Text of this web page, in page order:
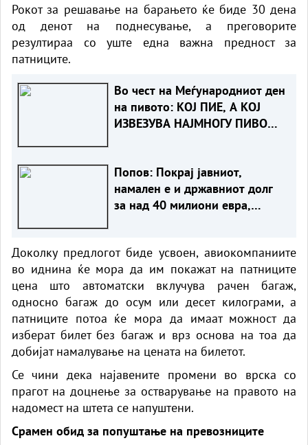
Рокот за решавање на барањето ќе биде 30 дена
од денот на поднесување, а преговорите
резултираа со уште една важна предност за
патниците.
Во чест на Меѓународниот ден
на пивото: КОЈ ПИЕ, А КОЈ
ИЗВЕЗУВА НАЈМНОГУ ПИВО
Попов: Покрај јавниот,
намален е и државниот долг
за над 40 милиони евра,
Доколку предлогот биде усвоен, авиокомпаниите
во иднина ќе мора да им покажат на патниците
цена што автоматски вклучува рачен багаж,
односно багаж до осум или десет килограми, а
патниците потоа ќе мора да имаат можност да
изберат билет без багаж и врз основа на тоа да
добијат намалување на цената на билетот.
Се чини дека најавените промени во врска со
прагот на доцнење за остварување на правото на
надомест на штета се напуштени.
Срамен обид за попуштање на превозниците